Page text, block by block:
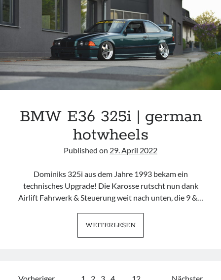
HIGHWAY
PATROL
BMW E36 325i | german
hotwheels
Published on 29. April 2022
Dominiks 325i aus dem Jahre 1993 bekam ein
technisches Upgrade! Die Karosse rutscht nun dank
Airlift Fahrwerk & Steuerung weit nach unten, die 9 &…
WEITERLESENBMW
E36